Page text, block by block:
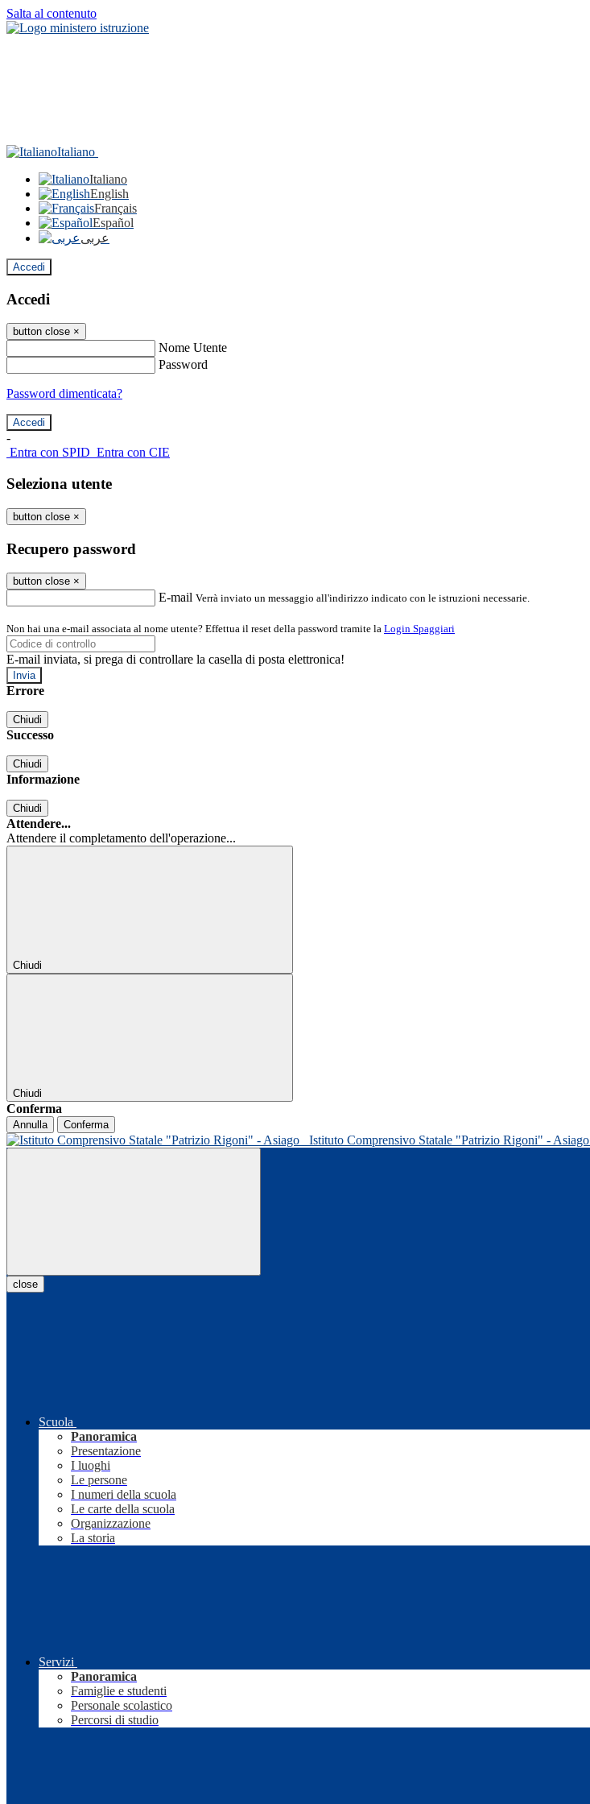
Salta al contenuto
Italiano
Italiano
English
Français
Español
عربى
Accedi
Accedi
button close ×
Nome Utente
Password
Password dimenticata?
-
Entra con SPID Entra con CIE
Seleziona utente
button close ×
Recupero password
button close ×
E-mail Verrà inviato un messaggio all'indirizzo indicato con le istruzioni necessarie.
Non hai una e-mail associata al nome utente? Effettua il reset della password tramite la Login Spaggiari
E-mail inviata, si prega di controllare la casella di posta elettronica!
Errore
Chiudi
Successo
Chiudi
Informazione
Chiudi
Attendere...
Attendere il completamento dell'operazione...
Chiudi
Chiudi
Conferma
Annulla Conferma
Istituto Comprensivo Statale "Patrizio Rigoni" - Asiago
close
Scuola
Panoramica
Presentazione
I luoghi
Le persone
I numeri della scuola
Le carte della scuola
Organizzazione
La storia
Servizi
Panoramica
Famiglie e studenti
Personale scolastico
Percorsi di studio